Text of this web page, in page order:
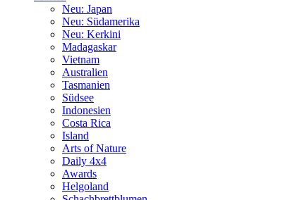
Neu: Japan
Neu: Südamerika
Neu: Kerkini
Madagaskar
Vietnam
Australien
Tasmanien
Südsee
Indonesien
Costa Rica
Island
Arts of Nature
Daily 4x4
Awards
Helgoland